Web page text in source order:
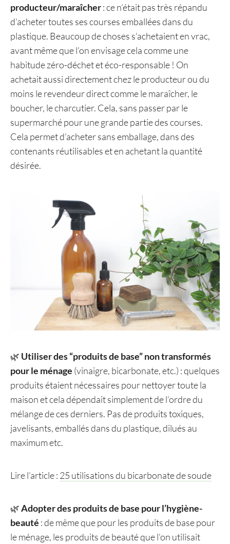
producteur/maraîcher: ce n’était pas très répandu
d’acheter toutes ses courses emballées dans du
plastique. Beaucoup de choses s’achetaient en vrac,
avant même que l’on envisage cela comme une
habitude zéro-déchet et éco-responsable ! On
achetait aussi directement chez le producteur ou du
moins le revendeur direct comme le maraîcher, le
boucher, le charcutier. Cela, sans passer par le
supermarché pour une grande partie des courses.
Cela permet d’acheter sans emballage, dans des
contenants réutilisables et en achetant la quantité
désirée.
🌿 Utiliser des “produits de base” non transformés
pour le ménage (vinaigre, bicarbonate, etc.) : quelques
produits étaient nécessaires pour nettoyer toute la
maison et cela dépendait simplement de l’ordre du
mélange de ces derniers. Pas de produits toxiques,
javelisants, emballés dans du plastique, dilués au
maximum etc.
Lire l’article : 25 utilisations du bicarbonate de soude
🌿Adopter des produits de base pour l’hygiène-
beauté : de même que pour les produits de base pour
le ménage, les produits de beauté que l’on utilisait